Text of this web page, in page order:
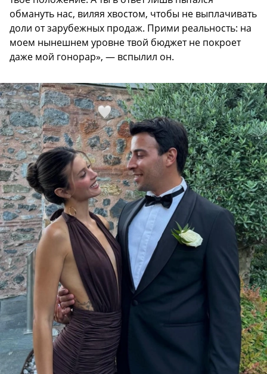
обмануть нас, виляя хвостом, чтобы не выплачивать
доли от зарубежных продаж. Прими реальность: на
моем нынешнем уровне твой бюджет не покроет
даже мой гонорар», — вспылил он.